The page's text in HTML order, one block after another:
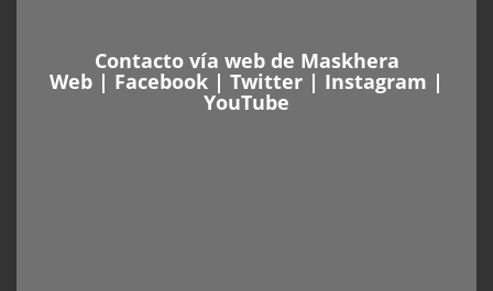
Contacto vía web de Maskhera
Web | Facebook | Twitter | Instagram |
YouTube